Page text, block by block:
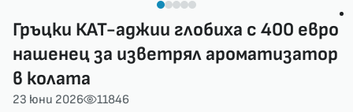
Гръцки КАТ-аджии глобиха с 400 евро
нашенец за изветрял ароматизатор
в колата
23 юни 2026 11846